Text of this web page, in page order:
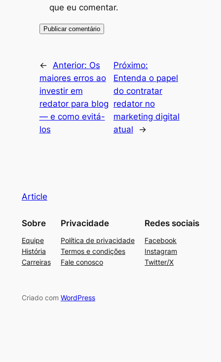
que eu comentar.
← Anterior: Os
maiores erros ao
investir em
redator para blog
— e como evitá-
los
Próximo:
Entenda o papel
do contratar
redator no
marketing digital
atual
→
Article
Sobre
Equipe
História
Carreiras
Privacidade
Política de privacidade
Termos e condições
Fale conosco
Redes sociais
Facebook
Instagram
Twitter/X
Criado com WordPress